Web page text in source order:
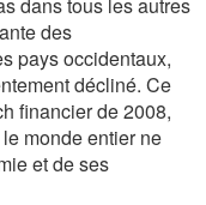
des
pays occidentaux,
décliné. Ce
financier de 2008,
monde entier ne
et de ses